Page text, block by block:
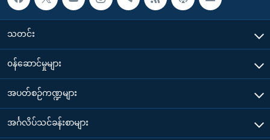
သတင်း
၀န်ဆောင်မှုများ
အပတ်စဉ်ကဏ္ဍများ
အင်္ဂလိပ်သင်ခန်းစာများ